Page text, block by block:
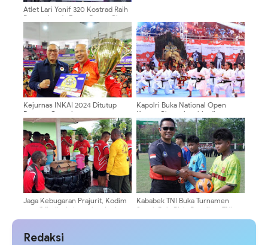
Atlet Lari Yonif 320 Kostrad Raih
Prestasi pada Event Bogor City
Trail 2024
Kejurnas INKAI 2024 Ditutup
Dengan Gempita
Kapolri Buka National Open
Karate Championship di
Pakansari Bogor
Jaga Kebugaran Prajurit, Kodim
1710/Mimika Laksanakan Lari 5
Km
Kababek TNI Buka Turnamen
Sepak Bola Piala Panglima TNI
Kategori U-10 Sampai U-16
Redaksi